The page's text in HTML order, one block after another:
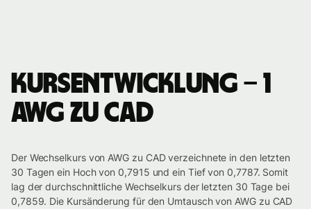
Kursentwicklung – 1
AWG zu CAD
Der Wechselkurs von AWG zu CAD verzeichnete in den letzten
30 Tagen ein Hoch von 0,7915 und ein Tief von 0,7787. Somit
lag der durchschnittliche Wechselkurs der letzten 30 Tage bei
0,7859. Die Kursänderung für den Umtausch von AWG zu CAD